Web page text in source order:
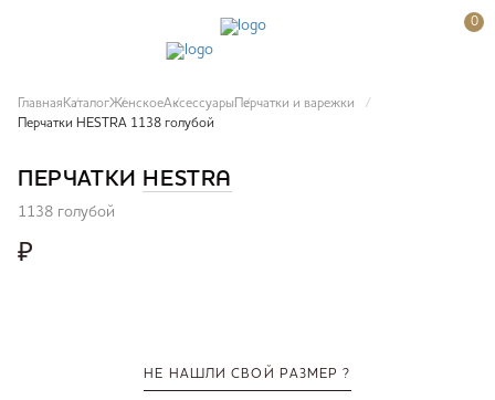
0
Главная КаталогЖенскоеАксессуары Перчатки и варежки
Перчатки HESTRA 1138 голубой
ПЕРЧАТКИ HESTRA
1138 голубой
₽
НЕ НАШЛИ СВОЙ РАЗМЕР ?